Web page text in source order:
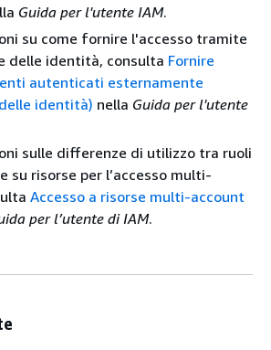
Guida per l'utente IAM.
su come fornire l'accesso tramite
delle identità, consulta Fornire
autenticati esternamente
identità) nella Guida per l'utente
sulle differenze di utilizzo tra ruoli
su risorse per l’accesso multi-
Accesso a risorse multi-account
per l’utente di IAM.